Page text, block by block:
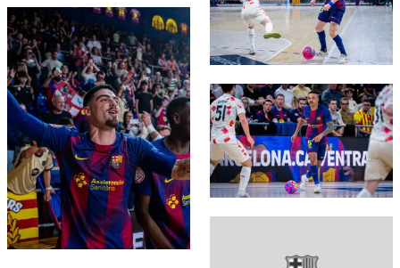
FC Barcelona club badge
FC Barcelona club badge